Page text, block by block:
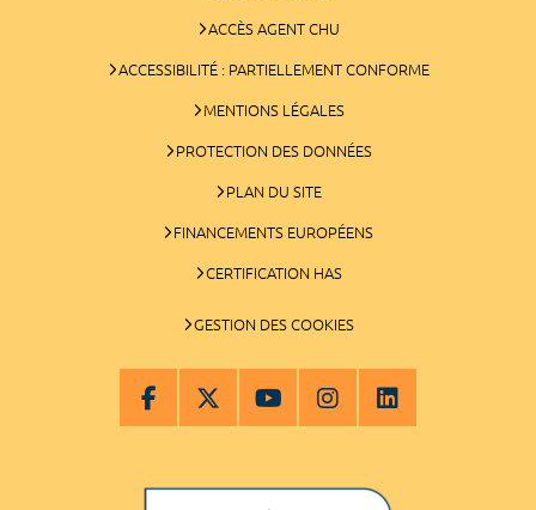
ACCÈS AGENT CHU
ACCESSIBILITÉ : PARTIELLEMENT CONFORME
MENTIONS LÉGALES
PROTECTION DES DONNÉES
PLAN DU SITE
FINANCEMENTS EUROPÉENS
CERTIFICATION HAS
GESTION DES COOKIES